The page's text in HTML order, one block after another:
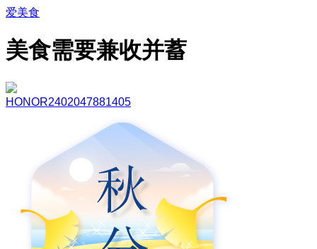
爱美食
美食需要兼收并蓄
HONOR2402047881405